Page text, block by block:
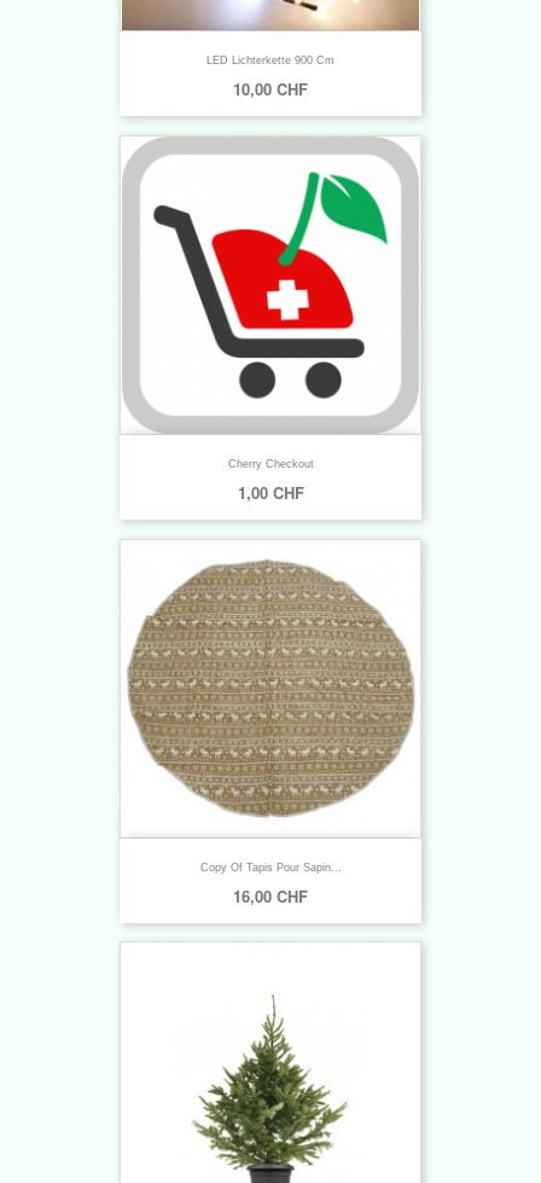
LED Lichterkette 900 Cm
10,00 CHF
Cherry Checkout
1,00 CHF
Copy Of Tapis Pour Sapin...
16,00 CHF